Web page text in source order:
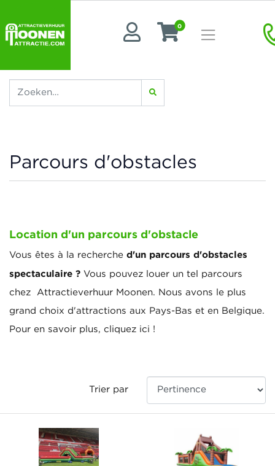
0
Parcours d'obstacles
Location d'un parcours d'obstacle
Vous êtes à la recherche d'un parcours d'obstacles
spectaculaire ? Vous pouvez louer un tel parcours
chez Attractieverhuur Moonen. Nous avons le plus
grand choix d'attractions aux Pays-Bas et en Belgique.
Pour en savoir plus, cliquez ici !
Trier par